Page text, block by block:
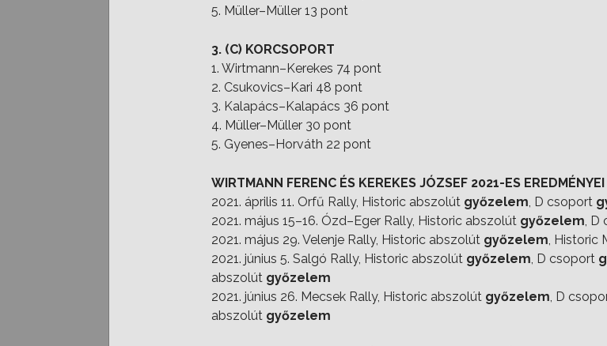
5. Müller–Müller 13 pont
3. (C) KORCSOPORT
1. Wirtmann–Kerekes 74 pont
2. Csukovics–Kari 48 pont
3. Kalapács–Kalapács 36 pont
4. Müller–Müller 30 pont
5. Gyenes–Horváth 22 pont
WIRTMANN FERENC ÉS KEREKES JÓZSEF 2021-ES EREDMÉNYEI
2021. április 11. Orfű Rally, Historic abszolút győzelem, D csoport
2021. május 15–16. Ózd–Eger Rally, Historic abszolút győzelem, D
2021. május 29. Velenje Rally, Historic abszolút győzelem, Historic
2021. június 5. Salgó Rally, Historic abszolút győzelem, D csoport
abszolút győzelem
2021. június 26. Mecsek Rally, Historic abszolút győzelem, D
abszolút győzelem